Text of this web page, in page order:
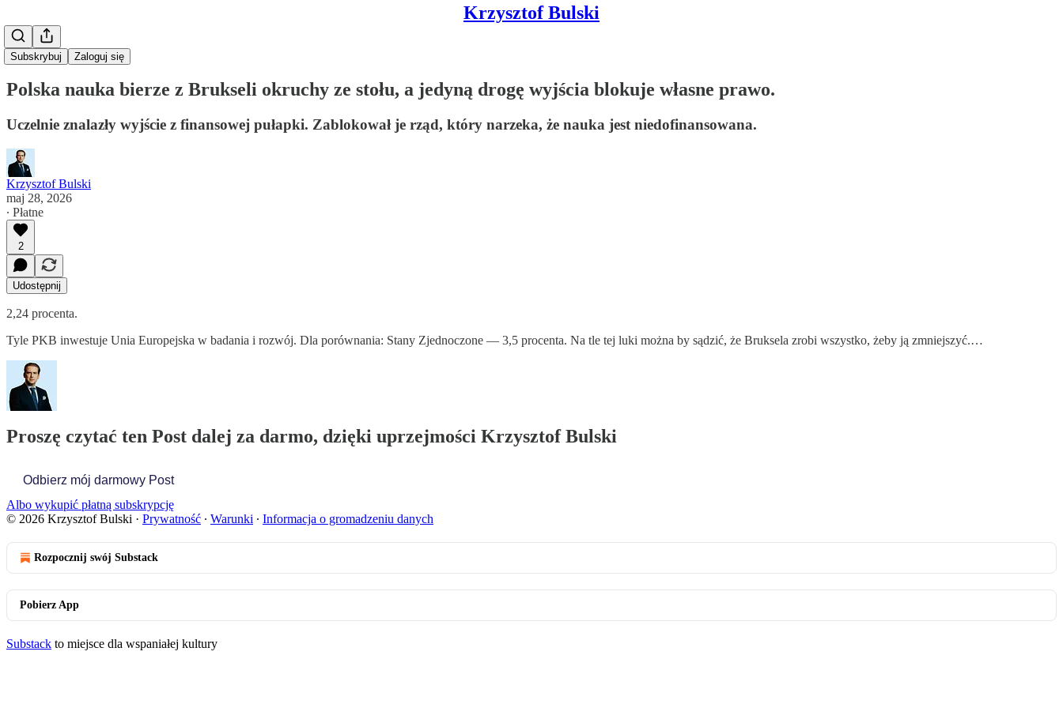
Krzysztof Bulski
Subskrybuj Zaloguj się
Polska nauka bierze z Brukseli okruchy ze stołu, a jedyną drogę wyjścia blokuje własne prawo.
Uczelnie znalazły wyjście z finansowej pułapki. Zablokował je rząd, który narzeka, że nauka jest niedofinansowana.
Krzysztof Bulski
maj 28, 2026
∙ Płatne
2
Udostępnij
2,24 procenta.
Tyle PKB inwestuje Unia Europejska w badania i rozwój. Dla porównania: Stany Zjednoczone — 3,5 procenta. Na tle tej luki można by sądzić, że Bruksela zrobi wszystko, żeby ją zmniejszyć.…
Proszę czytać ten Post dalej za darmo, dzięki uprzejmości Krzysztof Bulski
Odbierz mój darmowy Post
Albo wykupić płatną subskrypcję
© 2026 Krzysztof Bulski · Prywatność ∙ Warunki ∙ Informacja o gromadzeniu danych
Rozpocznij swój Substack
Pobierz App
Substack to miejsce dla wspaniałej kultury